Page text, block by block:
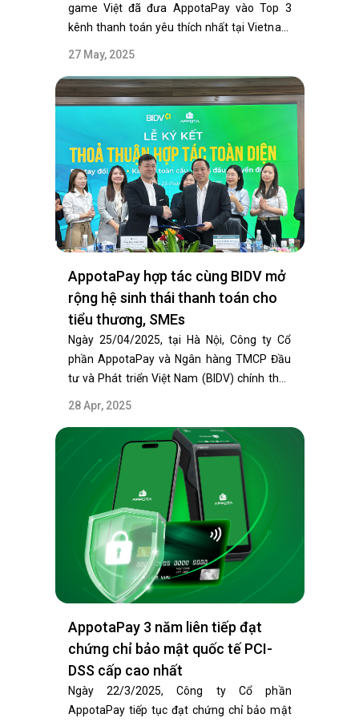
game Việt đã đưa AppotaPay vào Top 3
kênh thanh toán yêu thích nhất tại Vietnam
27 May, 2025
AppotaPay hợp tác cùng BIDV mở
rộng hệ sinh thái thanh toán cho
tiểu thương, SMEs
Ngày 25/04/2025, tại Hà Nội, Công ty Cổ
phần AppotaPay và Ngân hàng TMCP Đầu
tư và Phát triển Việt Nam (BIDV) chính thức
28 Apr, 2025
AppotaPay 3 năm liên tiếp đạt
chứng chỉ bảo mật quốc tế PCI-
DSS cấp cao nhất
Ngày 22/3/2025, Công ty Cổ phần
AppotaPay tiếp tục đạt chứng chỉ bảo mật